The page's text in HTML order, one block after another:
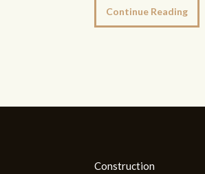
Continue Reading
Construction